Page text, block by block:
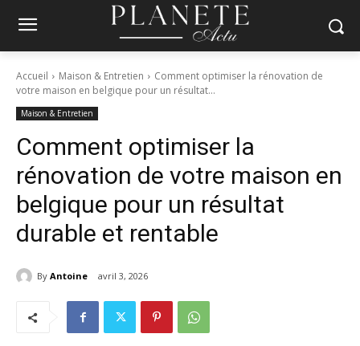
Accueil Maison & Entretien
Comment optimiser la rénovation de
votre maison en belgique pour un résultat...
Maison & Entretien
Comment optimiser la
rénovation de votre maison en
belgique pour un résultat
durable et rentable
By Antoine avril 3, 2026